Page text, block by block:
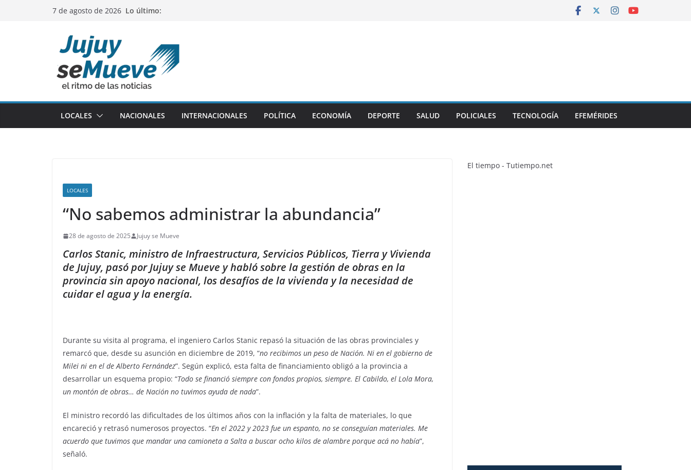
7 de agosto de 2026 Lo último:
LOCALES NACIONALES INTERNACIONALES POLÍTICA ECONOMÍA DEPORTE SALUD POLICIALES TECNOLOGÍA EFEMÉRIDES
LOCALES
“No sabemos administrar la abundancia”
28 de agosto de 2025 Jujuy se Mueve
Carlos Stanic, ministro de Infraestructura, Servicios Públicos, Tierra y Vivienda
de Jujuy, pasó por Jujuy se Mueve y habló sobre la gestión de obras en la
provincia sin apoyo nacional, los desafíos de la vivienda y la necesidad de
cuidar el agua y la energía.
Durante su visita al programa, el ingeniero Carlos Stanic repasó la situación de las obras provinciales y
remarcó que, desde su asunción en diciembre de 2019, “no recibimos un peso de Nación. Ni en el gobierno de
Milei ni en el de Alberto Fernández”. Según explicó, esta falta de financiamiento obligó a la provincia a
desarrollar un esquema propio: “Todo se financió siempre con fondos propios, siempre. El Cabildo, el Lola Mora,
un montón de obras… de Nación no tuvimos ayuda de nada”.
El ministro recordó las dificultades de los últimos años con la inflación y la falta de materiales, lo que
encareció y retrasó numerosos proyectos. “En el 2022 y 2023 fue un espanto, no se conseguían materiales. Me
acuerdo que tuvimos que mandar una camioneta a Salta a buscar ocho kilos de alambre porque acá no había”,
señaló.
El tiempo - Tutiempo.net